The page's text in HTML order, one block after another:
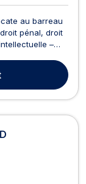
au barreau
pénal, droit
–
une vision